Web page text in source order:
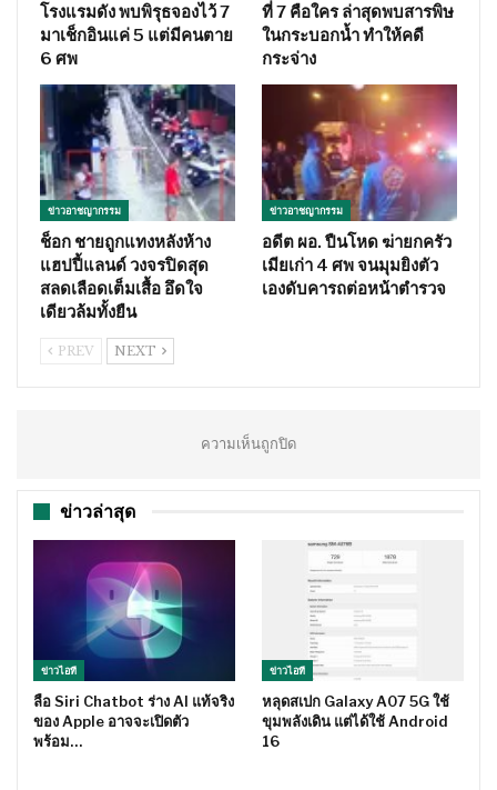
โรงแรมดัง พบพิรุธจองไว้ 7
มาเช็กอินแค่ 5 แต่มีคนตาย
6 ศพ
ที่ 7 คือใคร ล่าสุดพบสารพิษ
ในกระบอกน้ำ ทำให้คดี
กระจ่าง
ข่าวอาชญากรรม
ช็อก ชายถูกแทงหลังห้าง
แฮปปี้แลนด์ วงจรปิดสุด
สลดเลือดเต็มเสื้อ อึดใจ
เดียวล้มทั้งยืน
ข่าวอาชญากรรม
อดีต ผอ. ปืนโหด ฆ่ายกครัว
เมียเก่า 4 ศพ จนมุมยิงตัว
เองดับคารถต่อหน้าตำรวจ
PREV NEXT
ความเห็นถูกปิด
ข่าวล่าสุด
ข่าวไอที
ลือ Siri Chatbot ร่าง AI แท้จริง
ของ Apple อาจจะเปิดตัว
พร้อม…
ข่าวไอที
หลุดสเปก Galaxy A07 5G ใช้
ขุมพลังเดิน แต่ได้ใช้ Android
16